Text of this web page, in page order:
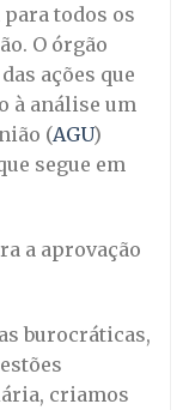
para todos os
O órgão
ações que
à análise um
(AGU)
segue em
a aprovação
burocráticas,
criamos